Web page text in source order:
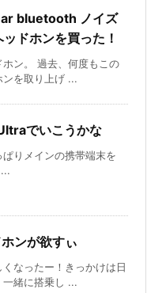
bluetooth ノイズ
ドホンを買った！
ン。 過去、何度もこの
ンを取り上げ ...
でいこうかな
りメインの携帯端末を
ンが欲すぃ
なったー！きっかけは日
緒に搭乗し ...